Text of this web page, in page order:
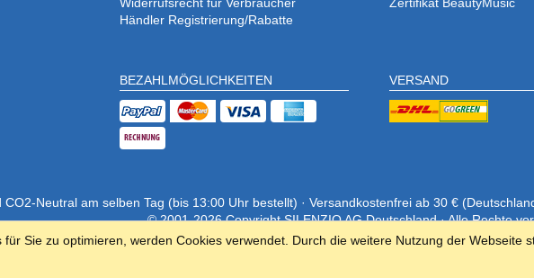
Händler Registrierung/Rabatte
BEZAHLMÖGLICHKEITEN VERSAND
CO2-Neutral am selben Tag (bis 13:00 Uhr bestellt) · Versandkostenfrei ab 30 €
© 2001-2026 Copyright SILENZIO AG Deutschland · Alle Rechte
Sie zu optimieren, werden Cookies verwendet. Durch die weitere Nutzung der Webseite